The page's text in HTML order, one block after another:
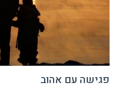
פגישה עם אהוב